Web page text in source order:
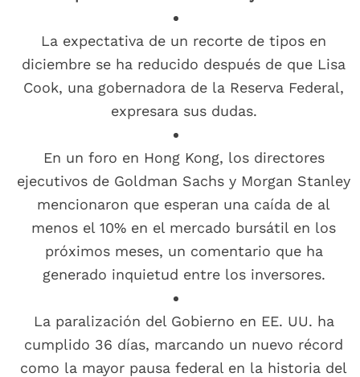
La expectativa de un recorte de tipos en
diciembre se ha reducido después de que Lisa
Cook, una gobernadora de la Reserva Federal,
expresara sus dudas.
En un foro en Hong Kong, los directores
ejecutivos de Goldman Sachs y Morgan Stanley
mencionaron que esperan una caída de al
menos el 10% en el mercado bursátil en los
próximos meses, un comentario que ha
generado inquietud entre los inversores.
La paralización del Gobierno en EE. UU. ha
cumplido 36 días, marcando un nuevo récord
como la mayor pausa federal en la historia del